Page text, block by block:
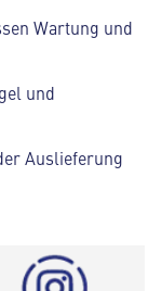
Wartung und
und
Auslieferung